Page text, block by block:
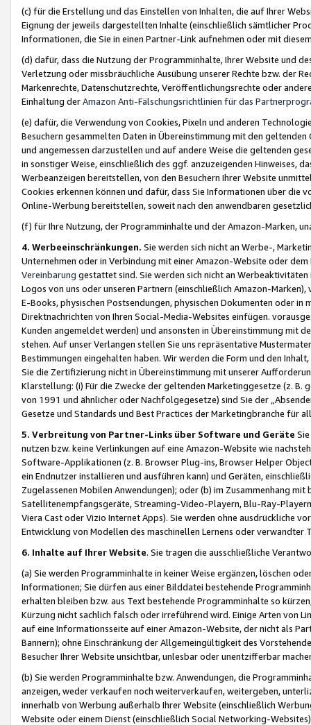
(c) für die Erstellung und das Einstellen von Inhalten, die auf Ihrer
Eignung der jeweils dargestellten Inhalte (einschließlich sämtlicher
Informationen, die Sie in einen Partner-Link aufnehmen oder mit
(d) dafür, dass die Nutzung der Programminhalte, Ihrer Website und
Verletzung oder missbräuchliche Ausübung unserer Rechte bzw. der
Markenrechte, Datenschutzrechte, Veröffentlichungsrechte oder
Einhaltung derAmazon Anti-Fälschungsrichtlinien für das
(e) dafür, die Verwendung von Cookies, Pixeln und anderen
Besuchern gesammelten Daten in Übereinstimmung mit den
und angemessen darzustellen und auf andere Weise die geltenden
in sonstiger Weise, einschließlich des ggf. anzuzeigenden Hinweises,
Werbeanzeigen bereitstellen, von den Besuchern Ihrer Website
Cookies erkennen können und dafür, dass Sie Informationen über die
Online-Werbung bereitstellen, soweit nach den anwendbaren
(f) für Ihre Nutzung, der Programminhalte und der Amazon-Marken,
4. Werbeeinschränkungen. Sie werden sich nicht an Werbe-,
Unternehmen oder in Verbindung mit einer Amazon-Website oder
Vereinbarung gestattet sind. Sie werden sich nicht an
Logos von uns oder unseren Partnern (einschließlich Amazon-
E-Books, physischen Postsendungen, physischen Dokumenten oder in
Direktnachrichten von Ihren Social-Media-Websites einfügen.
Kunden angemeldet werden) und ansonsten in Übereinstimmung mit
stehen. Auf unser Verlangen stellen Sie uns repräsentative
Bestimmungen eingehalten haben. Wir werden die Form und den
Sie die Zertifizierung nicht in Übereinstimmung mit unserer
Klarstellung: (i) Für die Zwecke der geltenden Marketinggesetze (z. B.
von 1991 und ähnlicher oder Nachfolgegesetze) sind Sie der
Gesetze und Standards und Best Practices der Marketingbranche für
5. Verbreitung von Partner-Links über Software und Geräte
nutzen bzw. keine Verlinkungen auf eine Amazon-Website wie
Software-Applikationen (z. B. Browser Plug-ins, Browser Helper
ein Endnutzer installieren und ausführen kann) und Geräten,
Zugelassenen Mobilen Anwendungen); oder (b) im Zusammenhang
Satellitenempfangsgeräte, Streaming-Video-Playern, Blu-Ray-
Viera Cast oder Vizio Internet Apps). Sie werden ohne ausdrückliche
Entwicklung von Modellen des maschinellen Lernens oder
6. Inhalte auf Ihrer Website. Sie tragen die ausschließliche
(a) Sie werden Programminhalte in keiner Weise ergänzen, löschen
Informationen; Sie dürfen aus einer Bilddatei bestehende
erhalten bleiben bzw. aus Text bestehende Programminhalte so
Kürzung nicht sachlich falsch oder irreführend wird. Einige Arten von
auf eine Informationsseite auf einer Amazon-Website, der nicht als
Bannern); ohne Einschränkung der Allgemeingültigkeit des
Besucher Ihrer Website unsichtbar, unlesbar oder unentzifferbar
(b) Sie werden Programminhalte bzw. Anwendungen, die
anzeigen, weder verkaufen noch weiterverkaufen, weitergeben,
innerhalb von Werbung außerhalb Ihrer Website (einschließlich
Website oder einem Dienst (einschließlich Social Networking-